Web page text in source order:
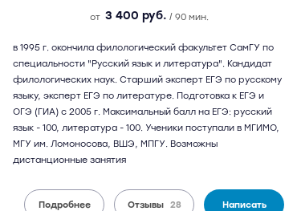
от 3 400 руб. / 90 мин.
в 1995 г. окончила филологический факультет СамГУ по
специальности "Русский язык и литература". Кандидат
филологических наук. Старший эксперт ЕГЭ по русскому
языку, эксперт ЕГЭ по литературе. Подготовка к ЕГЭ и
ОГЭ (ГИА) с 2005 г. Максимальный балл на ЕГЭ: русский
язык - 100, литература - 100. Ученики поступали в МГИМО,
МГУ им. Ломоносова, ВШЭ, МПГУ. Возможны
дистанционные занятия
Подробнее Отзывы 28 Написать